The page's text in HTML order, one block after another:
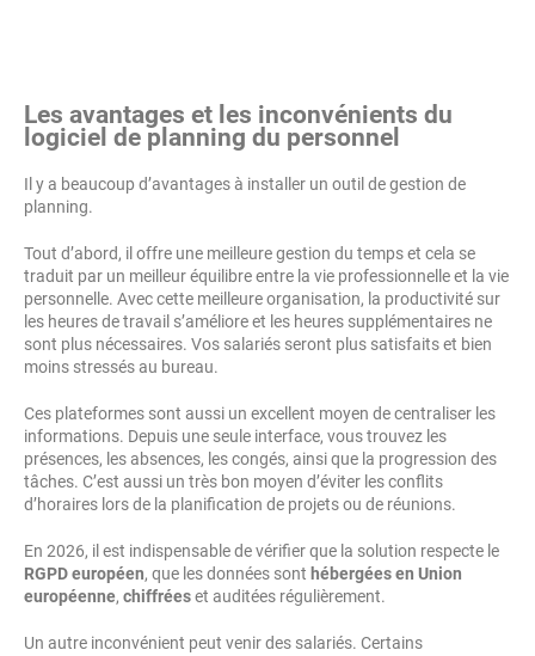
Les avantages et les inconvénients du
logiciel de planning du personnel
Il y a beaucoup d’avantages à installer un outil de gestion de
planning.
Tout d’abord, il offre une meilleure gestion du temps et cela se
traduit par un meilleur équilibre entre la vie professionnelle et la vie
personnelle. Avec cette meilleure organisation, la productivité sur
les heures de travail s’améliore et les heures supplémentaires ne
sont plus nécessaires. Vos salariés seront plus satisfaits et bien
moins stressés au bureau.
Ces plateformes sont aussi un excellent moyen de centraliser les
informations. Depuis une seule interface, vous trouvez les
présences, les absences, les congés, ainsi que la progression des
tâches. C’est aussi un très bon moyen d’éviter les conflits
d’horaires lors de la planification de projets ou de réunions.
En 2026, il est indispensable de vérifier que la solution respecte le
RGPD européen, que les données sont hébergées en Union
européenne, chiffréeset auditées régulièrement.
Un autre inconvénient peut venir des salariés. Certains